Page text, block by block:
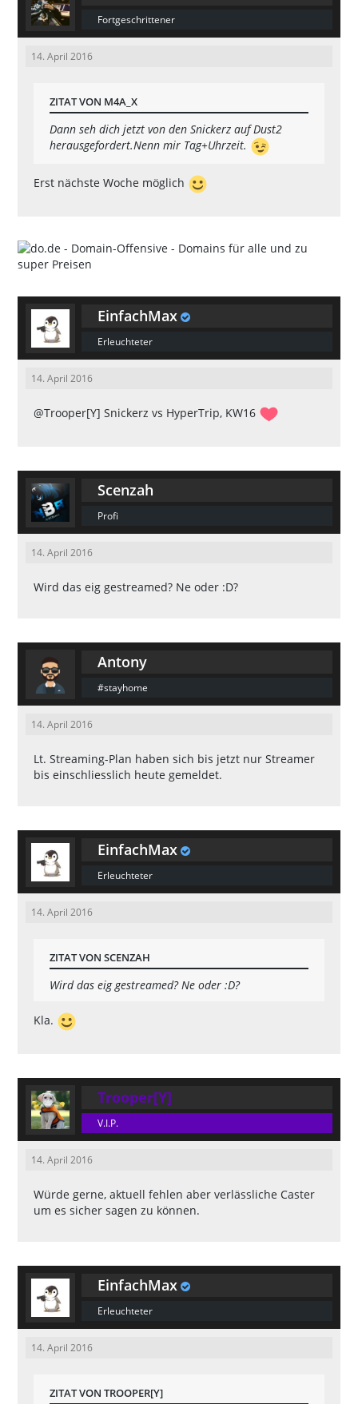
Fortgeschrittener
14. April 2016
ZITAT VON M4A_X
Dann seh dich jetzt von den Snickerz auf Dust2
herausgefordert.Nenn mir Tag+Uhrzeit.
Erst nächste Woche möglich
EinfachMax
Erleuchteter
14. April 2016
@Trooper[Y] Snickerz vs HyperTrip, KW16
Scenzah
Profi
14. April 2016
Wird das eig gestreamed? Ne oder :D?
Antony
#stayhome
14. April 2016
Lt. Streaming-Plan haben sich bis jetzt nur Streamer
bis einschliesslich heute gemeldet.
EinfachMax
Erleuchteter
14. April 2016
ZITAT VON SCENZAH
Wird das eig gestreamed? Ne oder :D?
Kla.
Trooper[Y]
V.I.P.
14. April 2016
Würde gerne, aktuell fehlen aber verlässliche Caster
um es sicher sagen zu können.
EinfachMax
Erleuchteter
14. April 2016
ZITAT VON TROOPER[Y]